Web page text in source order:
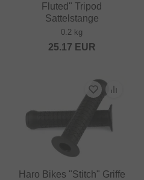
Fluted" Tripod
Sattelstange
0.2 kg
25.17 EUR
Haro Bikes "Stitch" Griffe